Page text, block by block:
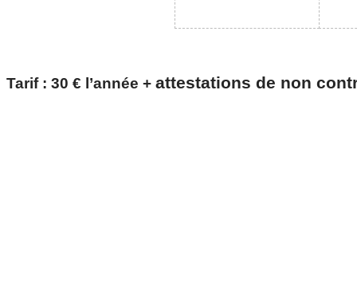
Tarif : 30 € l’année + attestations de non